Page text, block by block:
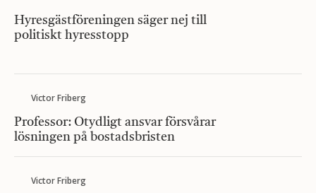
Hyresgästföreningen säger nej till
politiskt hyresstopp
Victor Friberg
Professor: Otydligt ansvar försvårar
lösningen på bostadsbristen
Victor Friberg